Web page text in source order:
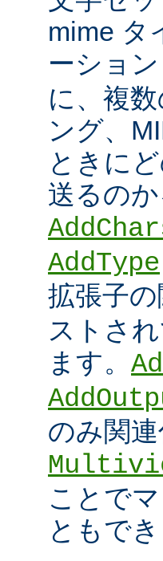
mime タ
ーショ
に、複
ング、
ときに
送るの
AddType
拡張子の
ストさ
ます。
のみ関
ことで
ともでき